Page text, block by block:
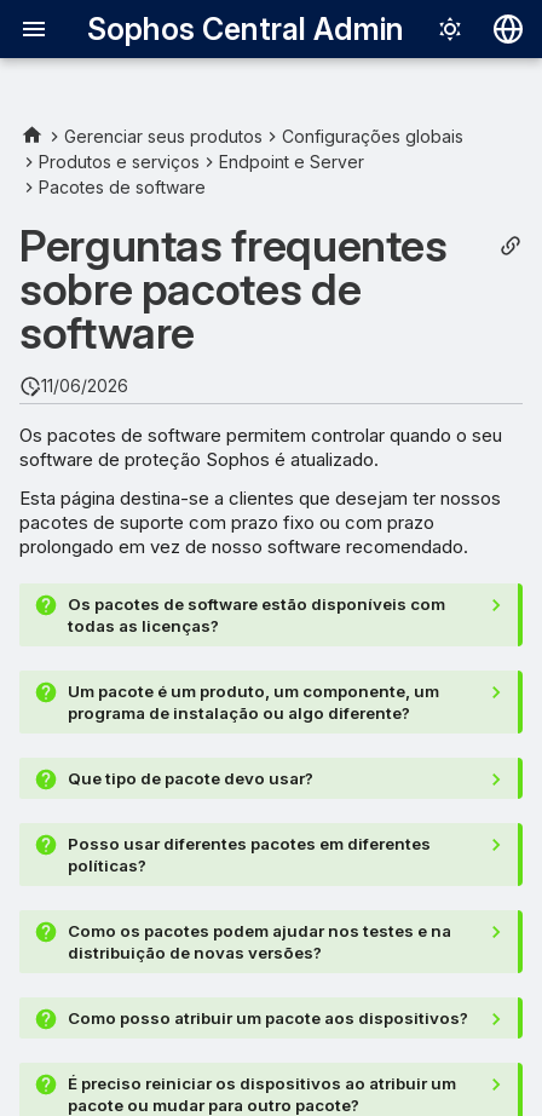
Sophos Central Admin
English
Italiano
中文（繁體）
Gerenciar seus produtos
Configurações globais
Produtos e serviços
Endpoint e Server
Pacotes de software
Perguntas frequentes
sobre pacotes de
software
11/06/2026
Os pacotes de software permitem controlar quando o seu
software de proteção Sophos é atualizado.
Esta página destina-se a clientes que desejam ter nossos
pacotes de suporte com prazo fixo ou com prazo
prolongado em vez de nosso software recomendado.
Os pacotes de software estão disponíveis com
todas as licenças?
Um pacote é um produto, um componente, um
programa de instalação ou algo diferente?
Que tipo de pacote devo usar?
Posso usar diferentes pacotes em diferentes
políticas?
Como os pacotes podem ajudar nos testes e na
distribuição de novas versões?
Como posso atribuir um pacote aos dispositivos?
É preciso reiniciar os dispositivos ao atribuir um
pacote ou mudar para outro pacote?